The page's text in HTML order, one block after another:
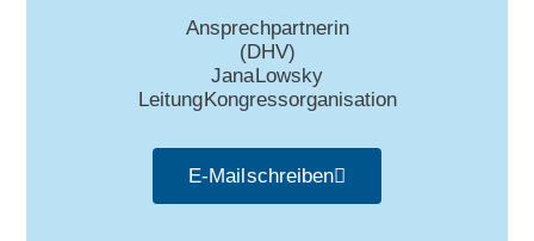
Ansprechpartnerin
(DHV)
Jana Lowsky
Leitung Kongressorganisation
E-Mail schreiben